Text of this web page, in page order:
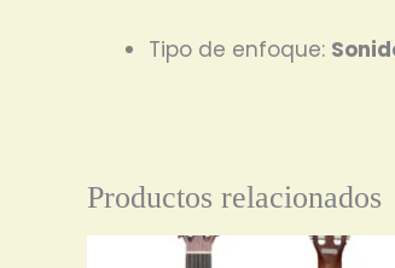
Tipo de enfoque:
Productos relacionados